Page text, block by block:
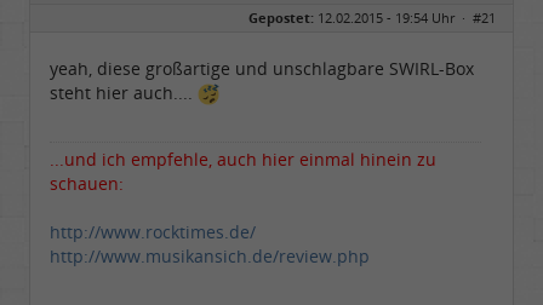
Hausgeburt (Ausgeburt?)
Gepostet: 12.02.2015 - 19:54 Uhr · #21
yeah, diese großartige und unschlagbare SWIRL-Box
steht hier auch....
...und ich empfehle, auch hier einmal hinein zu
schauen:
http://www.rocktimes.de/
http://www.musikansich.de/review.php